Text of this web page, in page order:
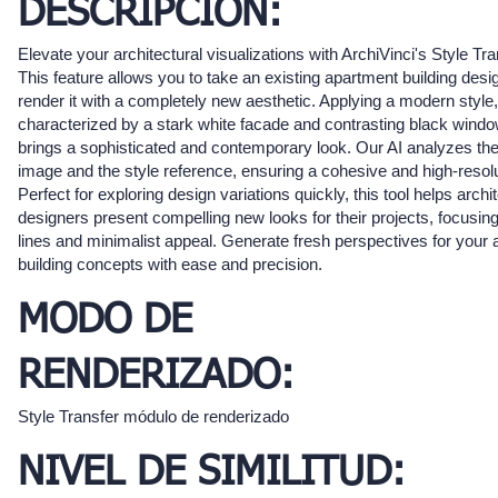
DESCRIPCIÓN:
Elevate your architectural visualizations with ArchiVinci's Style
This feature allows you to take an existing apartment building
render it with a completely new aesthetic. Applying a modern style,
characterized by a stark white facade and contrasting black
brings a sophisticated and contemporary look. Our AI analyzes
image and the style reference, ensuring a cohesive and high-
Perfect for exploring design variations quickly, this tool helps
designers present compelling new looks for their projects,
lines and minimalist appeal. Generate fresh perspectives for your
building concepts with ease and precision.
MODO DE
RENDERIZADO:
Style Transfer módulo de renderizado
NIVEL DE SIMILITUD: